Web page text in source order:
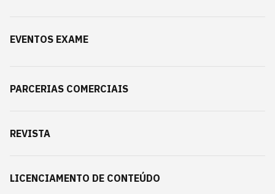
EVENTOS EXAME
PARCERIAS COMERCIAIS
REVISTA
LICENCIAMENTO DE CONTEÚDO